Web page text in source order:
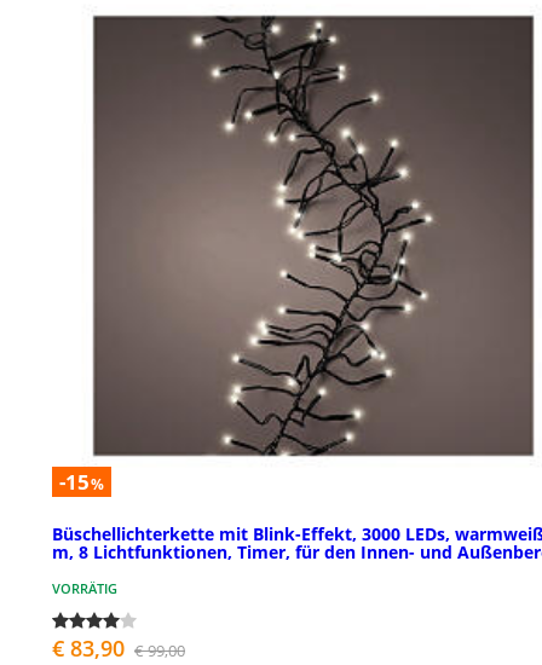
-15%
Büschellichterkette mit Blink-Effekt, 3000 LEDs,
m, 8 Lichtfunktionen, Timer, für den Innen- und
VORRÄTIG
€ 83,90 € 99,00